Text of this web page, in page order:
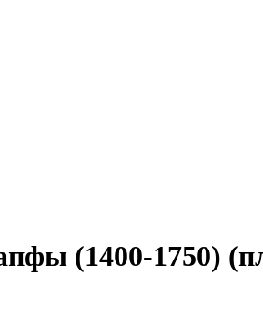
(1400-1750)